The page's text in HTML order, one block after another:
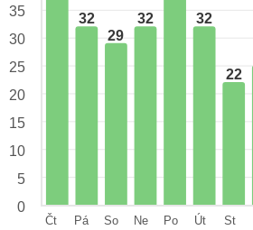
32
29
32 32
22
35
30
25
20
15
10
5
0
Čt
Pá
So
Ne
Po
Út
St